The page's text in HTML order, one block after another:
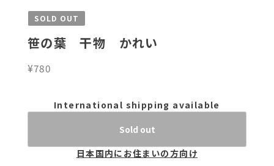
SOLD OUT
笹の葉 干物 かれい
¥780
International shipping available
Sold out
日本国内にお住まいの方向け